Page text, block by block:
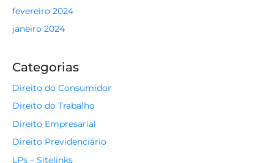
fevereiro 2024
janeiro 2024
Categorias
Direito do Consumidor
Direito do Trabalho
Direito Empresarial
Direito Previdenciário
LPs – Sitelinks